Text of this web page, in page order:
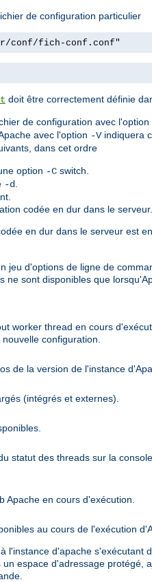
de configuration particulier
conf/fich-conf.conf"
doit être correctement définie
de configuration avec l'option
avec l'option -Vindiquera
dans cet ordre
option -C switch.
-d
codée en dur dans le serveur.
en dur dans le serveur est
jeu d'options de ligne de
ne sont disponibles que
worker thread en cours
configuration.
de la version de l'instance
(intégrés et externes).
statut des threads sur la
Apache en cours d'exécution.
au cours de l'exécution
l'instance d'apache
espace d'adressage